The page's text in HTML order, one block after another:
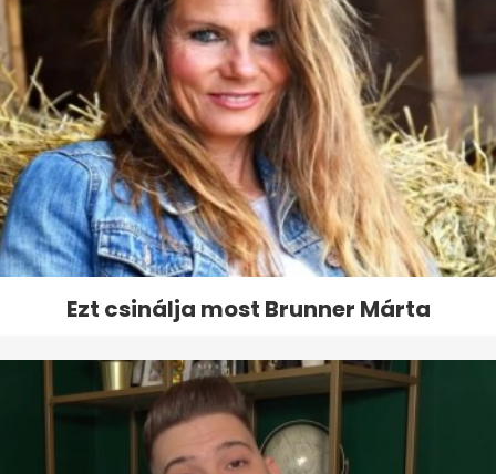
Ezt csinálja most Brunner Márta